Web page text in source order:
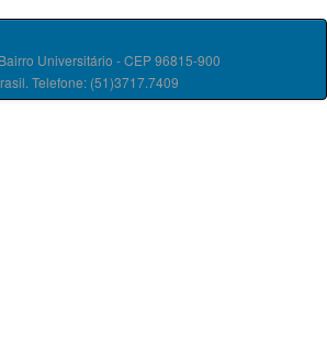
Universitário - CEP 96815-900
Telefone: (51)3717.7409